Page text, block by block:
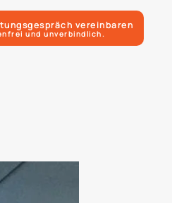
vereinbaren
und unverbindlich.